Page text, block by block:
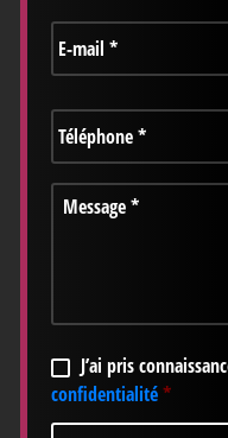
E-
mail *
Téléphone *
Message *
RGPD *
J’ai pris
confidentialité*